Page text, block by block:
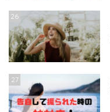
26
27